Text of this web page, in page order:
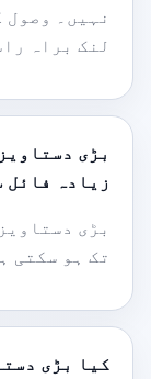
نہیں۔
لنک براہ
بڑی
زیادہ فائل
تک ہو سکتی
کیا بڑی